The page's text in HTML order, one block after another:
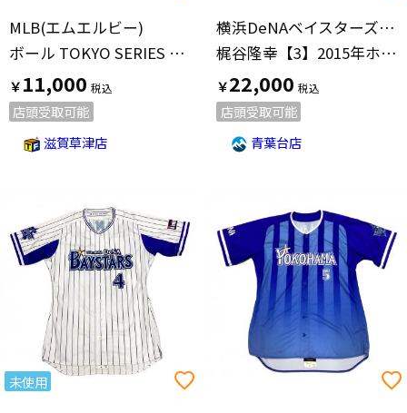
MLB(エムエルビー)
ボール TOKYO SERIES 2025
￥11,000
店頭受取可能
滋賀草津店
横浜DeNAベイスターズ(ヨコハマディーエヌエーベイスターズ)
梶谷隆幸【3】2015年ホーム
￥22,000
店頭受取可能
青葉台店
未使用